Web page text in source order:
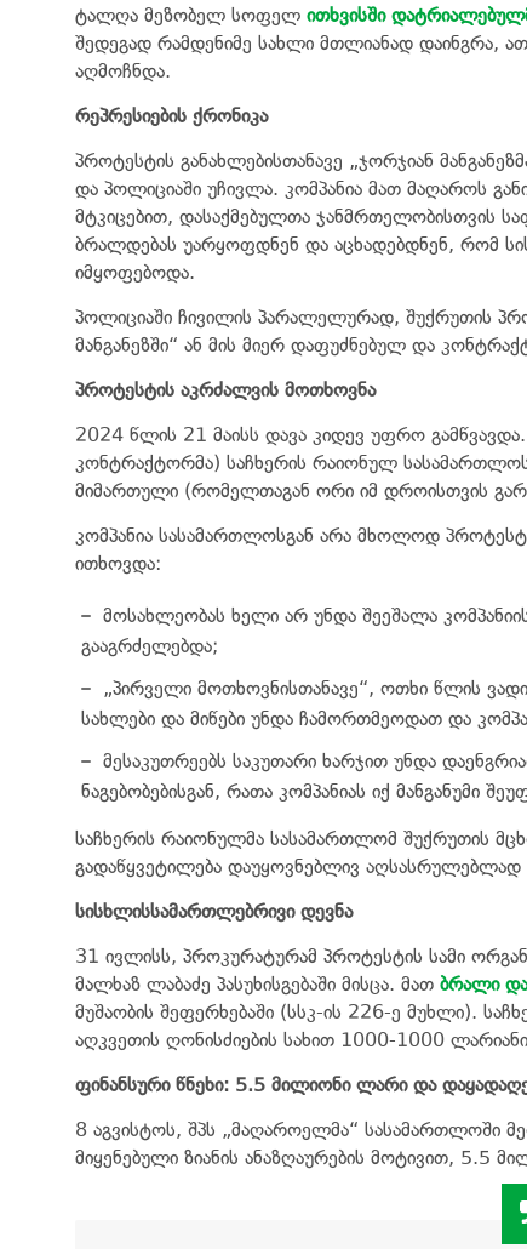
ტალღა მეზობელ სოფელ ითხვისში
შედეგად რამდენიმე სახლი მთლიანად დაინგრა,
აღმოჩნდა.
რეპრესიების ქრონიკა
პროტესტის განახლებისთანავე „ჯორჯიან
და პოლიციაში უჩივლა. კომპანია მათ მაღაროს
მტკიცებით, დასაქმებულთა ჯანმრთელობისთვის
ბრალდებას უარყოფდნენ და აცხადებდნენ, რომ
იმყოფებოდა.
პოლიციაში ჩივილის პარალელურად, შუქრუთის
მანგანეზში“ ან მის მიერ დაფუძნებულ და
პროტესტის აკრძალვის მოთხოვნა
2024 წლის 21 მაისს დავა კიდევ უფრო
კონტრაქტორმა) საჩხერის რაიონულ
მიმართული (რომელთაგან ორი იმ დროისთვის
კომპანია სასამართლოსგან არა მხოლოდ
ითხოვდა:
მოსახლეობას ხელი არ უნდა შეეშალა
გააგრძელებდა;
„პირველი მოთხოვნისთანავე“, ოთხი წლის
სახლები და მიწები უნდა ჩამორთმეოდათ და
მესაკუთრეებს საკუთარი ხარჯით უნდა
ნაგებობებისგან, რათა კომპანიას იქ მანგანუმი
საჩხერის რაიონულმა სასამართლომ შუქრუთის
გადაწყვეტილება დაუყოვნებლივ აღსასრულებლად
სისხლისსამართლებრივი დევნა
31 ივლისს, პროკურატურამ პროტესტის სამი
მალხაზ ლაბაძე პასუხისგებაში მისცა. მათ ბრალი
მუშაობის შეფერხებაში (სსკ-ის 226-ე მუხლი).
აღკვეთის ღონისძიების სახით 1000-1000 ლარიანი
ფინანსური წნეხი: 5.5 მილიონი ლარი და
8 აგვისტოს, შპს „მაღაროელმა“ სასამართლოში
მიყენებული ზიანის ანაზღაურების მოტივით, 5.5